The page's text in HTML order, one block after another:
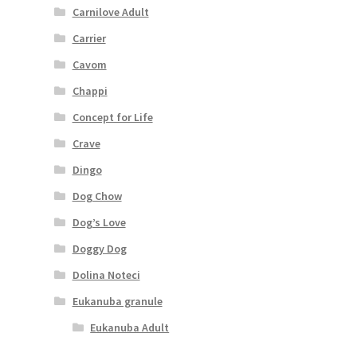
Carnilove Adult
Carrier
Cavom
Chappi
Concept for Life
Crave
Dingo
Dog Chow
Dog’s Love
Doggy Dog
Dolina Noteci
Eukanuba granule
Eukanuba Adult